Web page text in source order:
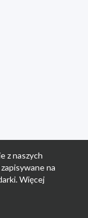
z naszych
na
Więcej